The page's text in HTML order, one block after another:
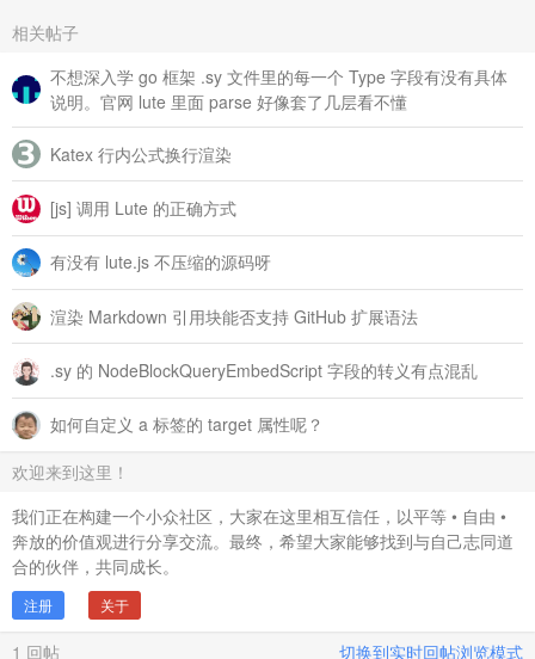
相关帖子
不想深入学 go 框架 .sy 文件里的每一个 Type 字段有没有具体
说明。官网 lute 里面 parse 好像套了几层看不懂
Katex 行内公式换行渲染
[js] 调用 Lute 的正确方式
有没有 lute.js 不压缩的源码呀
渲染 Markdown 引用块能否支持 GitHub 扩展语法
.sy 的 NodeBlockQueryEmbedScript 字段的转义有点混乱
如何自定义 a 标签的 target 属性呢？
欢迎来到这里！
我们正在构建一个小众社区，大家在这里相互信任，以平等 • 自由 •
奔放的价值观进行分享交流。最终，希望大家能够找到与自己志同道
合的伙伴，共同成长。
注册 关于
1 回帖 切换到实时回帖浏览模式